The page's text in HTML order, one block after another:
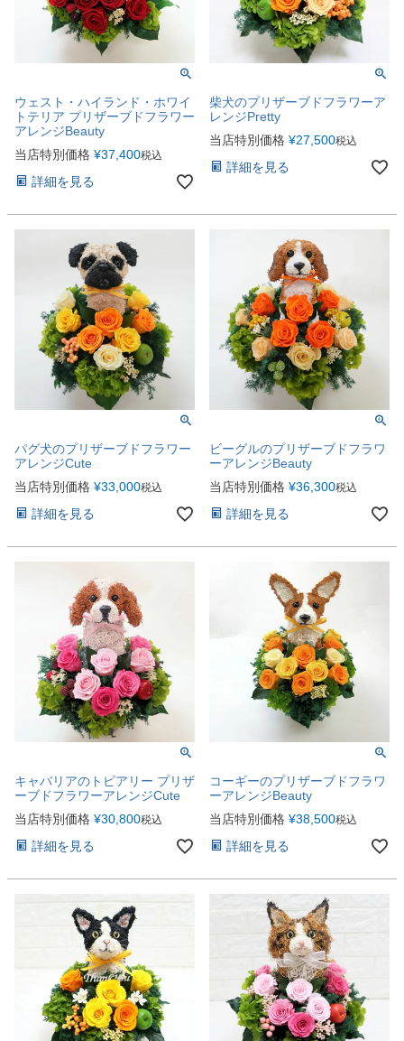
ウェスト・ハイランド・ホワイ
トテリア プリザーブドフラワー
アレンジBeauty
当店特別価格 ¥37,400税込
詳細を見る
柴犬のプリザーブドフラワーア
レンジPretty
当店特別価格 ¥27,500税込
詳細を見る
パグ犬のプリザーブドフラワー
アレンジCute
当店特別価格 ¥33,000税込
詳細を見る
ビーグルのプリザーブドフラワ
ーアレンジBeauty
当店特別価格 ¥36,300税込
詳細を見る
キャバリアのトピアリー プリザ
ーブドフラワーアレンジCute
当店特別価格 ¥30,800税込
詳細を見る
コーギーのプリザーブドフラワ
ーアレンジBeauty
当店特別価格 ¥38,500税込
詳細を見る